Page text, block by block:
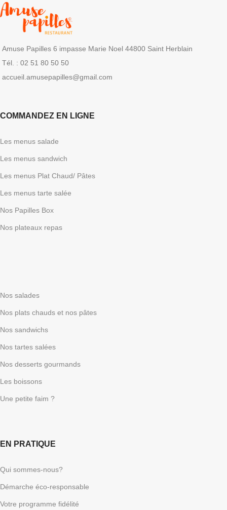
Amuse Papilles 6 impasse Marie Noel 44800 Saint Herblain
Tél. : 02 51 80 50 50
accueil.amusepapilles@gmail.com
COMMANDEZ EN LIGNE
Les menus salade
Les menus sandwich
Les menus Plat Chaud/ Pâtes
Les menus tarte salée
Nos Papilles Box
Nos plateaux repas
Nos salades
Nos plats chauds et nos pâtes
Nos sandwichs
Nos tartes salées
Nos desserts gourmands
Les boissons
Une petite faim ?
EN PRATIQUE
Qui sommes-nous?
Démarche éco-responsable
Votre programme fidélité